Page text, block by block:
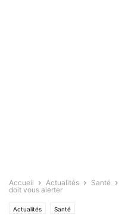
Accueil Actualités Santé
doit vous alerter
Actualités Santé